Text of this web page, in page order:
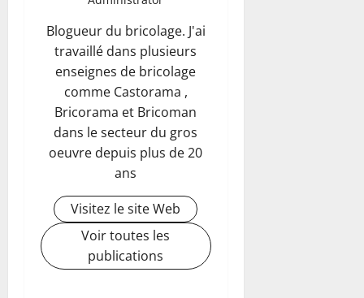
Blogueur du bricolage. J'ai
travaillé dans plusieurs
enseignes de bricolage
comme Castorama ,
Bricorama et Bricoman
dans le secteur du gros
oeuvre depuis plus de 20
ans
Visitez le site Web
Voir toutes les
publications